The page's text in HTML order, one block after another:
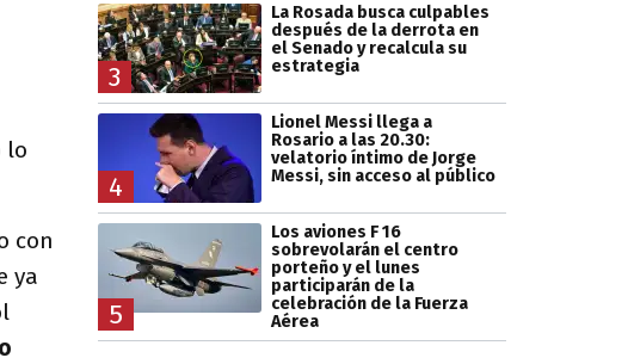
lo
con
ya
3
La Rosada busca culpables
después de la derrota en
el Senado y recalcula su
estrategia
4
Lionel Messi llega a
Rosario a las 20.30:
velatorio íntimo de Jorge
Messi, sin acceso al público
5
Los aviones F 16
sobrevolarán el centro
porteño y el lunes
participarán de la
celebración de la Fuerza
Aérea